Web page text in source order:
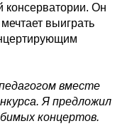
консерватории. Он
выиграть
вместе
Я предложил
концертов.